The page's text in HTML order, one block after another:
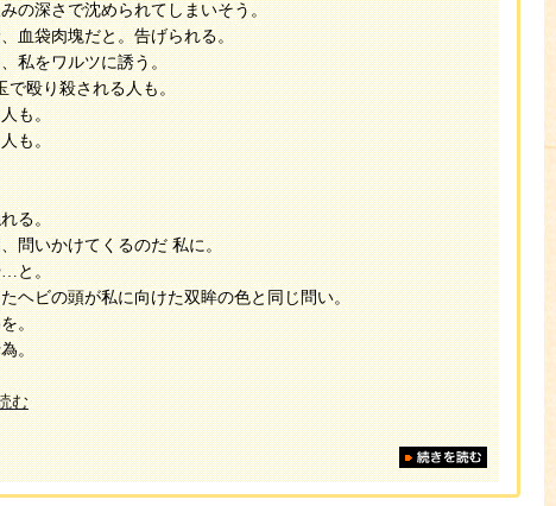
の深さで沈められてしまいそう。
血袋肉塊だと。告げられる。
私をワルツに誘う。
殴り殺される人も。
も。
も。
る。
問いかけてくるのだ 私に。
…と。
ヘビの頭が私に向けた双眸の色と同じ問い。
。
。
む